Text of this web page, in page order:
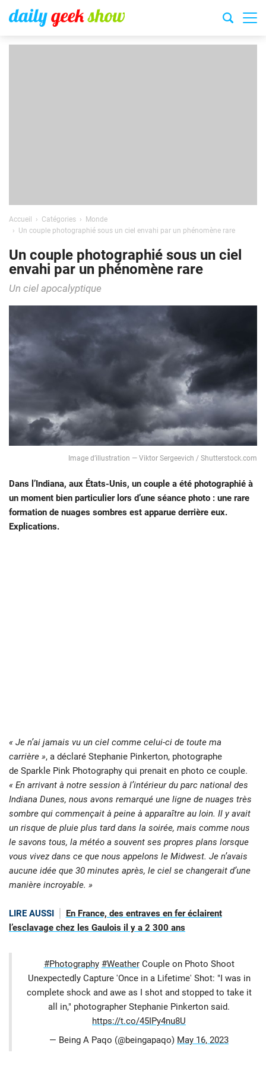
Accueil Catégories
Monde
Un couple photographié sous un ciel envahi par un phénomène rare
Un couple photographié sous un ciel
envahi par un phénomène rare
Un ciel apocalyptique
Image d’illustration — Viktor Sergeevich / Shutterstock.com
Dans l’Indiana, aux États-Unis, un couple a été photographié à
un moment bien particulier lors d’une séance photo : une rare
formation de nuages sombres est apparue derrière eux.
Explications.
« Je n’ai jamais vu un ciel comme celui-ci de toute ma
carrière », a déclaré Stephanie Pinkerton, photographe
de Sparkle Pink Photography qui prenait en photo ce couple.
« En arrivant à notre session à l’intérieur du parc national des
Indiana Dunes, nous avons remarqué une ligne de nuages ​​très
sombre qui commençait à peine à apparaître au loin. Il y avait
un risque de pluie plus tard dans la soirée, mais comme nous
le savons tous, la météo a souvent ses propres plans lorsque
vous vivez dans ce que nous appelons le Midwest. Je n’avais
aucune idée que 30 minutes après, le ciel se changerait d’une
manière incroyable. »
LIRE AUSSI
En France, des entraves en fer éclairent
l’esclavage chez les Gaulois il y a 2 300 ans
#Photography #WeatherCouple on Photo Shoot
Unexpectedly Capture 'Once in a Lifetime' Shot: "I was in
complete shock and awe as I shot and stopped to take it
all in," photographer Stephanie Pinkerton said.
https://t.co/45IPy4nu8U
— Being A Paqo (@beingapaqo) May 16, 2023